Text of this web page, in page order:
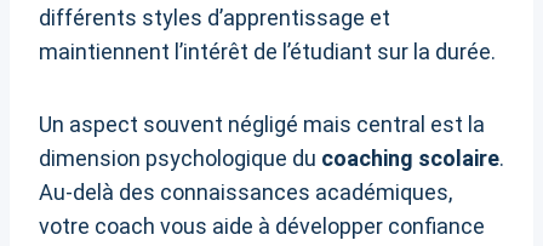
différents styles d’apprentissage et
maintiennent l’intérêt de l’étudiant sur la durée.
Un aspect souvent négligé mais central est la
dimension psychologique du coaching scolaire.
Au-delà des connaissances académiques,
votre coach vous aide à développer confiance